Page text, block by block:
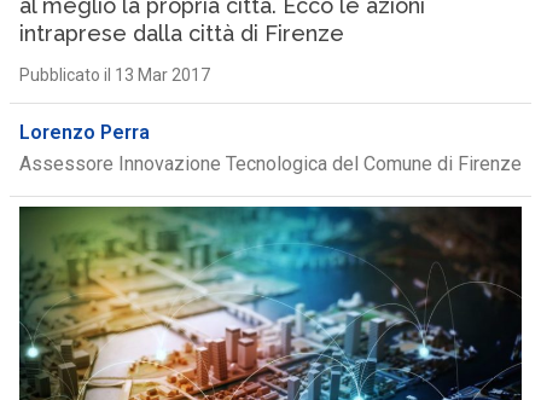
al meglio la propria città. Ecco le azioni
intraprese dalla città di Firenze
Pubblicato il 13 Mar 2017
Lorenzo Perra
Assessore Innovazione Tecnologica del Comune di Firenze